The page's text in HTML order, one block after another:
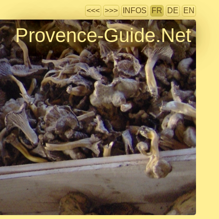
<<< >>> INFOS FR DE EN
Provence-Guide.Net